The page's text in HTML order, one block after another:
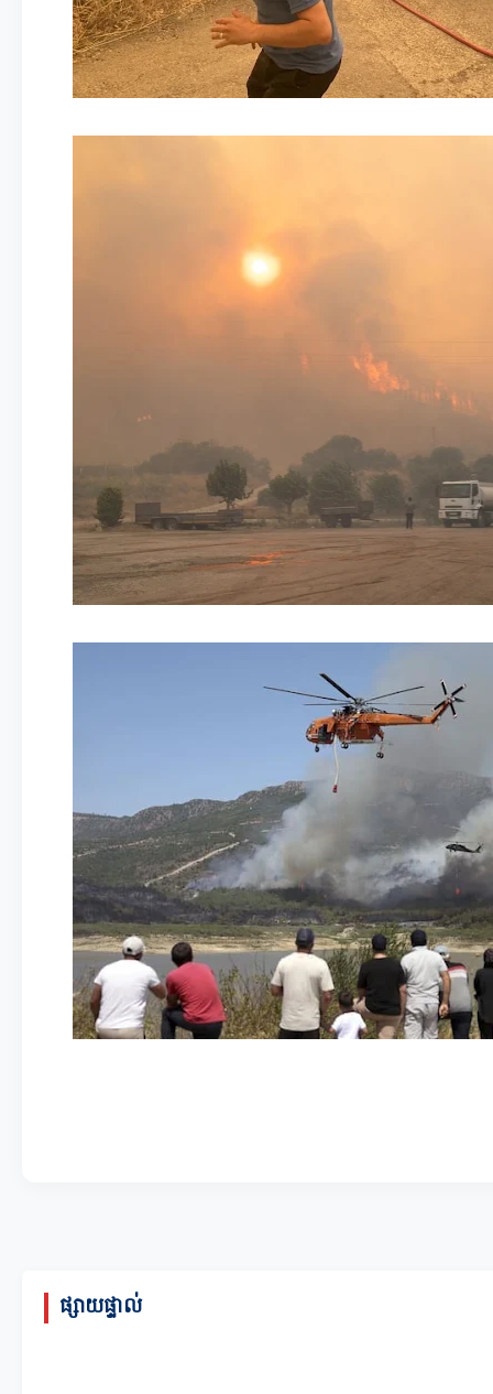
ផ្សាយផ្ទាល់